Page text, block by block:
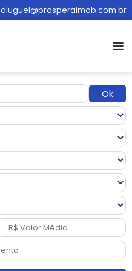
aluguel@prosperaimob.com.br
Ok